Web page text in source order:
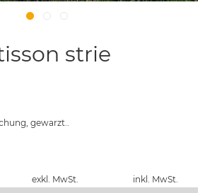
strie
gewarzt..
exkl. MwSt. inkl. MwSt.